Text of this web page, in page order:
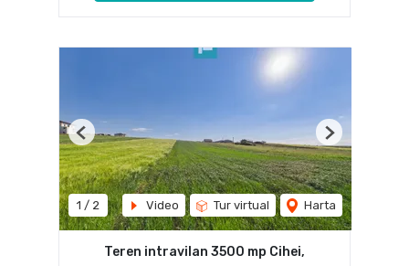
1 / 2 Video Tur virtual Harta
Previous Next
Teren intravilan 3500 mp Cihei,